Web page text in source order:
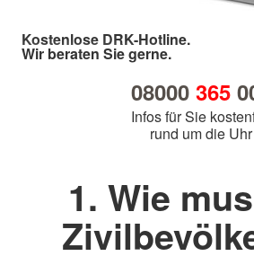
Kostenlose DRK-Hotline.
Wir beraten Sie gerne.
08000 365
Infos für Sie
rund um die Uhr
1. Wie